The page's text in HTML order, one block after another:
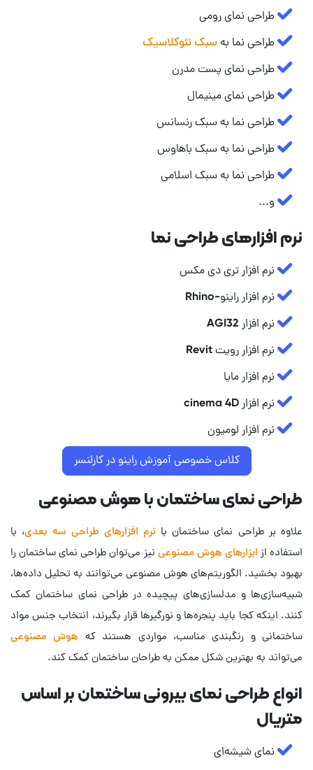
طراحی نمای رومی
طراحی نما بهسبک نئوکلاسیک
طراحی نمای پست مدرن
طراحی نمای مینیمال
طراحی نما به سبک رنسانس
طراحی نما به سبک باهاوس
طراحی نما به سبک اسلامی
و...
نرم افزارهای طراحی نما
نرم افزار تری دی مکس
نرم افزار راینو-Rhino
نرم افزار AGI32
نرم افزار رویت Revit
نرم افزار مایا
نرم افزار cinema 4D
نرم افزار لومیون
کلاس خصوصی آموزش راینو در کارلنسر
طراحی نمای ساختمان با هوش مصنوعی
علاوه بر طراحی نمای ساختمان با نرم افزارهای طراحی سه بعدی، با
استفاده ازابزارهای هوش مصنوعی نیز می‌توان طراحی نمای ساختمان را
بهبود بخشید. الگوریتم‌های هوش مصنوعی می‌توانند به تحلیل داده‌ها،
شبیه‌سازی‌ها و مدلسازی‌های پیچیده در طراحی نمای ساختمان کمک
کنند. اینکه کجا باید پنجره‌ها و نورگیرها قرار بگیرند، انتخاب جنس مواد
ساختمانی و رنگبندی مناسب، مواردی هستند که هوش مصنوعی
می‌تواند به بهترین شکل ممکن به طراحان ساختمان کمک کند.
انواع طراحی نمای بیرونی ساختمان بر اساس
متریال
نمای شیشه‌ای